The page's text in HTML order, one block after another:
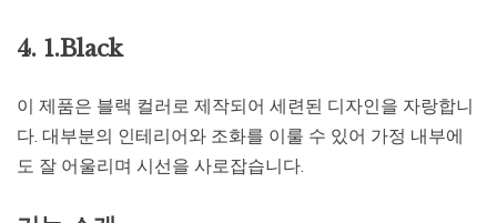
4. 1.Black
이 제품은 블랙 컬러로 제작되어 세련된 디자인을 자랑합니
다. 대부분의 인테리어와 조화를 이룰 수 있어 가정 내부에
도 잘 어울리며 시선을 사로잡습니다.